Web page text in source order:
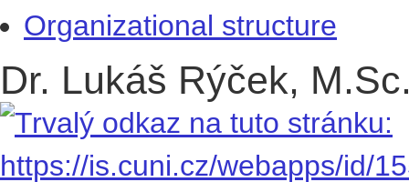
Organizational structure
Dr. Lukáš Rýček,